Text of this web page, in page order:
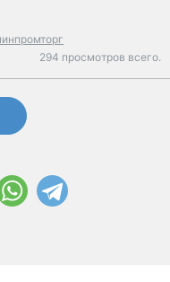
294 просмотров всего.